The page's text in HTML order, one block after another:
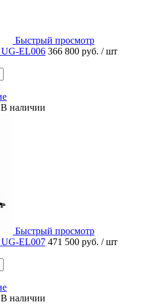
Быстрый просмотр
UG-EL006 366 800 руб. / шт
В наличии
Быстрый просмотр
UG-EL007 471 500 руб. / шт
В наличии